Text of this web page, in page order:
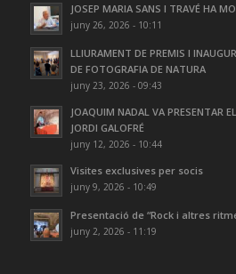
JOSEP MARIA SANS I TRAVÉ HA
juny 26, 2026 - 10:11
LLIURAMENT DE PREMIS I
DE FOTOGRAFIA DE NATURA
juny 23, 2026 - 09:43
JOAQUIM NADAL VA PRESENTAR
JORDI GALOFRÉ
juny 12, 2026 - 10:44
Visites exclusives per socis
juny 9, 2026 - 10:49
Presentació de “Rock i altres
juny 2, 2026 - 11:19